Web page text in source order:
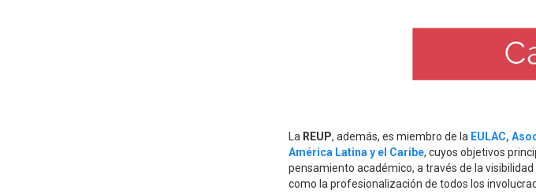
La REUP, además, es miembro de la EULAC,
América Latina y el Caribe, cuyos objetivos
pensamiento académico, a través de la
como la profesionalización de todos los